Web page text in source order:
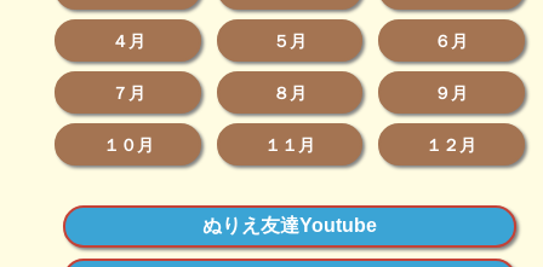
４月 ５月 ６月
７月 ８月 ９月
１０月 １１月 １２月
ぬりえ友達Youtube